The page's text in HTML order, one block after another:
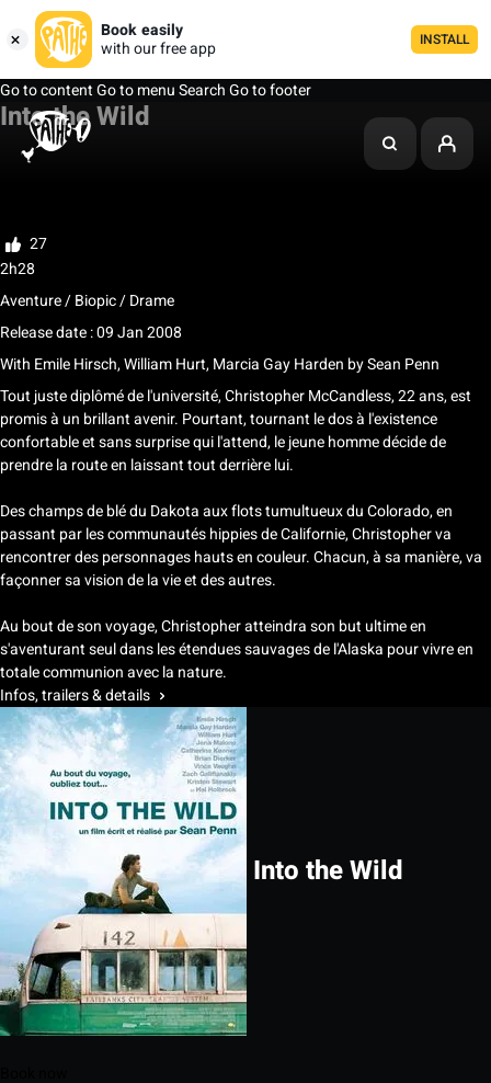
Book easily
with our free app
INSTALL
Go to contentGo to menuSearchGo to footer
Into the Wild
My list
27
2h28
Aventure / Biopic / Drame
Release date : 09 Jan 2008
With Emile Hirsch, William Hurt, Marcia Gay Harden bySean Penn
Tout juste diplômé de l'université, Christopher McCandless, 22 ans, est
promis à un brillant avenir. Pourtant, tournant le dos à l'existence
confortable et sans surprise qui l'attend, le jeune homme décide de
prendre la route en laissant tout derrière lui.
Des champs de blé du Dakota aux flots tumultueux du Colorado, en
passant par les communautés hippies de Californie, Christopher va
rencontrer des personnages hauts en couleur. Chacun, à sa manière, va
façonner sa vision de la vie et des autres.
Au bout de son voyage, Christopher atteindra son but ultime en
s'aventurant seul dans les étendues sauvages de l'Alaska pour vivre en
totale communion avec la nature.
Infos, trailers & details
Into the Wild